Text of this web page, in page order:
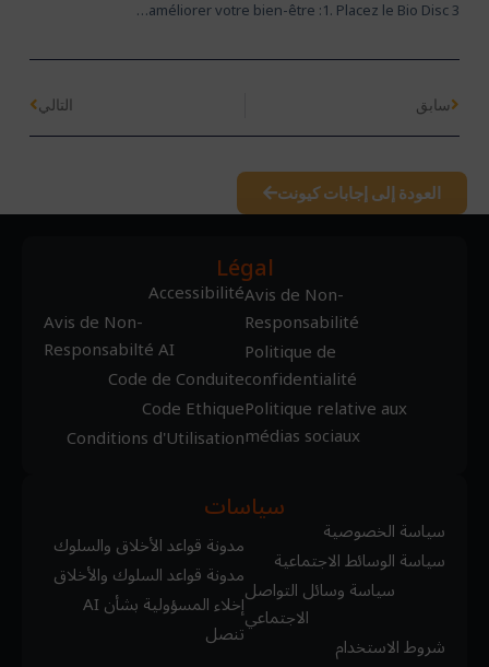
améliorer votre bien-être :1. Placez le Bio Disc 3…
سابق التالي
العودة إلى إجابات كيونت
Légal
Avis de Non-
Responsabilité
Politique de
confidentialité
Politique relative aux
médias sociaux
Accessibilité
Avis de Non-
Responsabilté AI
Code de Conduite
Code Ethique
Conditions d'Utilisation
سياسات
سياسة الخصوصية
سياسة الوسائط الاجتماعية
سياسة وسائل التواصل
الاجتماعي
شروط الاستخدام
مدونة قواعد الأخلاق والسلوك
مدونة قواعد السلوك والأخلاق
إخلاء المسؤولية بشأن AI
تنصل